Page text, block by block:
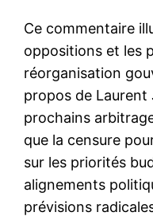
Ce commentaire
oppositions et les
réorganisation
propos de Laurent
prochains
que la censure
sur les priorités
alignements
prévisions